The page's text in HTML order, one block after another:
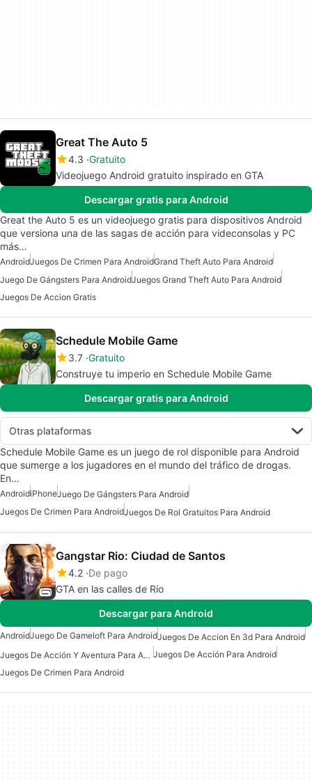
Great The Auto 5
4.3 Gratuito
Videojuego Android gratuito inspirado en GTA
Descargar gratis para Android
Great the Auto 5 es un videojuego gratis para dispositivos Android
que versiona una de las sagas de acción para videconsolas y PC
más…
AndroidJuegos De Crimen Para AndroidGrand Theft Auto Para Android
Juego De Gángsters Para AndroidJuegos Grand Theft Auto Para Android
Juegos De Accion Gratis
Schedule Mobile Game
3.7 Gratuito
Construye tu imperio en Schedule Mobile Game
Descargar gratis para Android
Otras plataformas
Schedule Mobile Game es un juego de rol disponible para Android
que sumerge a los jugadores en el mundo del tráfico de drogas.
En…
AndroidiPhoneJuego De Gángsters Para Android
Juegos De Crimen Para AndroidJuegos De Rol Gratuitos Para Android
Gangstar Rio: Ciudad de Santos
4.2 De pago
GTA en las calles de Río
Descargar para Android
AndroidJuego De Gameloft Para AndroidJuegos De Accion En 3d Para Android
Juegos De Acción Y Aventura Para Android Juegos De Acción Para Android
Juegos De Crimen Para Android